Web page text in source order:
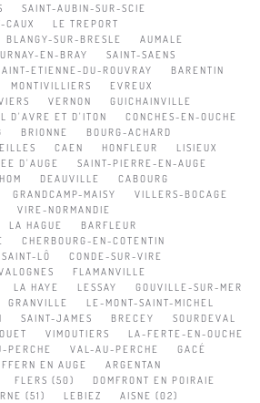
SAINT-AUBIN-SUR-SCIE
CAUX
LE TREPORT
BLANGY-SUR-BRESLE
AUMALE
EN-BRAY
SAINT-SAENS
ETIENNE-DU-ROUVRAY
BARENTIN
MONTIVILLIERS
EVREUX
VERNON
GUICHAINVILLE
D'AVRE ET D'ITON
CONCHES-EN-OUCHE
BRIONNE
BOURG-ACHARD
CAEN HONFLEUR
LISIEUX
D'AUGE
SAINT-PIERRE-EN-AUGE
DEAUVILLE
CABOURG
GRANDCAMP-MAISY
VILLERS-BOCAGE
VIRE-NORMANDIE
LA HAGUE
BARFLEUR
CHERBOURG-EN-COTENTIN
SAINT-LÔ
CONDE-SUR-VIRE
FLAMANVILLE
LA HAYE LESSAY
GOUVILLE-SUR-MER
GRANVILLE
LE-MONT-SAINT-MICHEL
SAINT-JAMES BRECEY
SOURDEVAL
VIMOUTIERS
LA-FERTE-EN-OUCHE
PERCHE VAL-AU-PERCHE
GACÉ
EN AUGE
ARGENTAN
FLERS (50)
DOMFRONT EN POIRAIE
(51) LEBIEZ AISNE (02)